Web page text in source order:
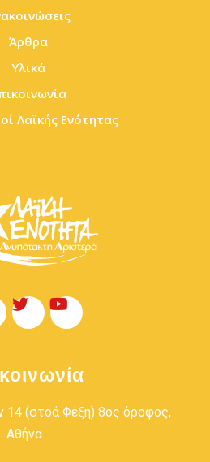
Άρθρα
Υλικά
Λαϊκής Ενότητας
14 (στοά Φέξη) 8ος όροφος,
Αθήνα